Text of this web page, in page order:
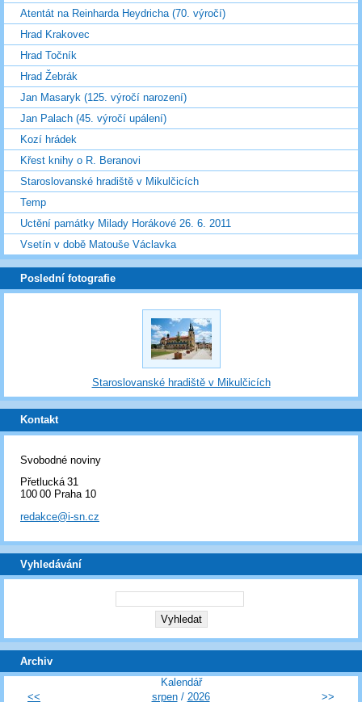
Atentát na Reinharda Heydricha (70. výročí)
Hrad Krakovec
Hrad Točník
Hrad Žebrák
Jan Masaryk (125. výročí narození)
Jan Palach (45. výročí upálení)
Kozí hrádek
Křest knihy o R. Beranovi
Staroslovanské hradiště v Mikulčicích
Temp
Uctění památky Milady Horákové 26. 6. 2011
Vsetín v době Matouše Václavka
Poslední fotografie
Staroslovanské hradiště v Mikulčicích
Kontakt
Svobodné noviny
Přetlucká 31
100 00 Praha 10
redakce@i-sn.cz
Vyhledávání
Archiv
Kalendář
<<
srpen/ 2026 >>